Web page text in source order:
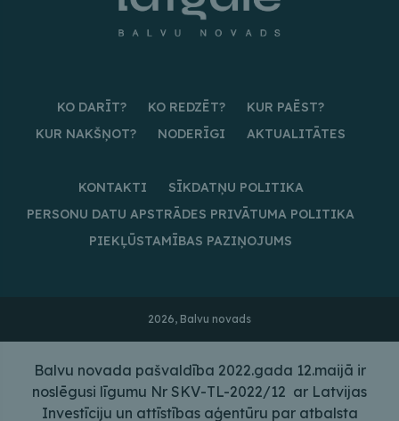
KO DARĪT? KO REDZĒT?
KUR PAĒST?
KUR NAKŠŅOT?
NODERĪGI AKTUALITĀTES
KONTAKTI
SĪKDATŅU POLITIKA
PERSONU DATU APSTRĀDES PRIVĀTUMA POLITIKA
PIEKĻŪSTAMĪBAS PAZIŅOJUMS
2026, Balvu novads
Balvu novada pašvaldība 2022.gada 12.maijā ir
noslēgusi līgumu Nr SKV-TL-2022/12 ar Latvijas
Investīciju un attīstības aģentūru par atbalsta